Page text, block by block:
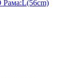
Рама:L(56cm)